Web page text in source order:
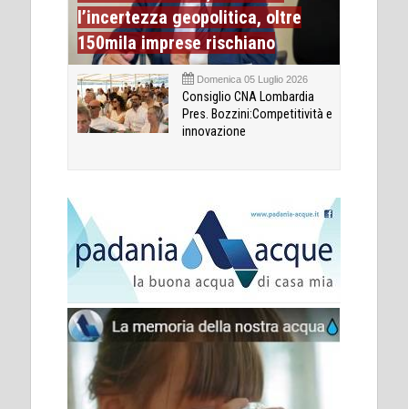
l’incertezza geopolitica, oltre
150mila imprese rischiano
Domenica 05 Luglio 2026
Consiglio CNA Lombardia
Pres. Bozzini:Competitività e
innovazione